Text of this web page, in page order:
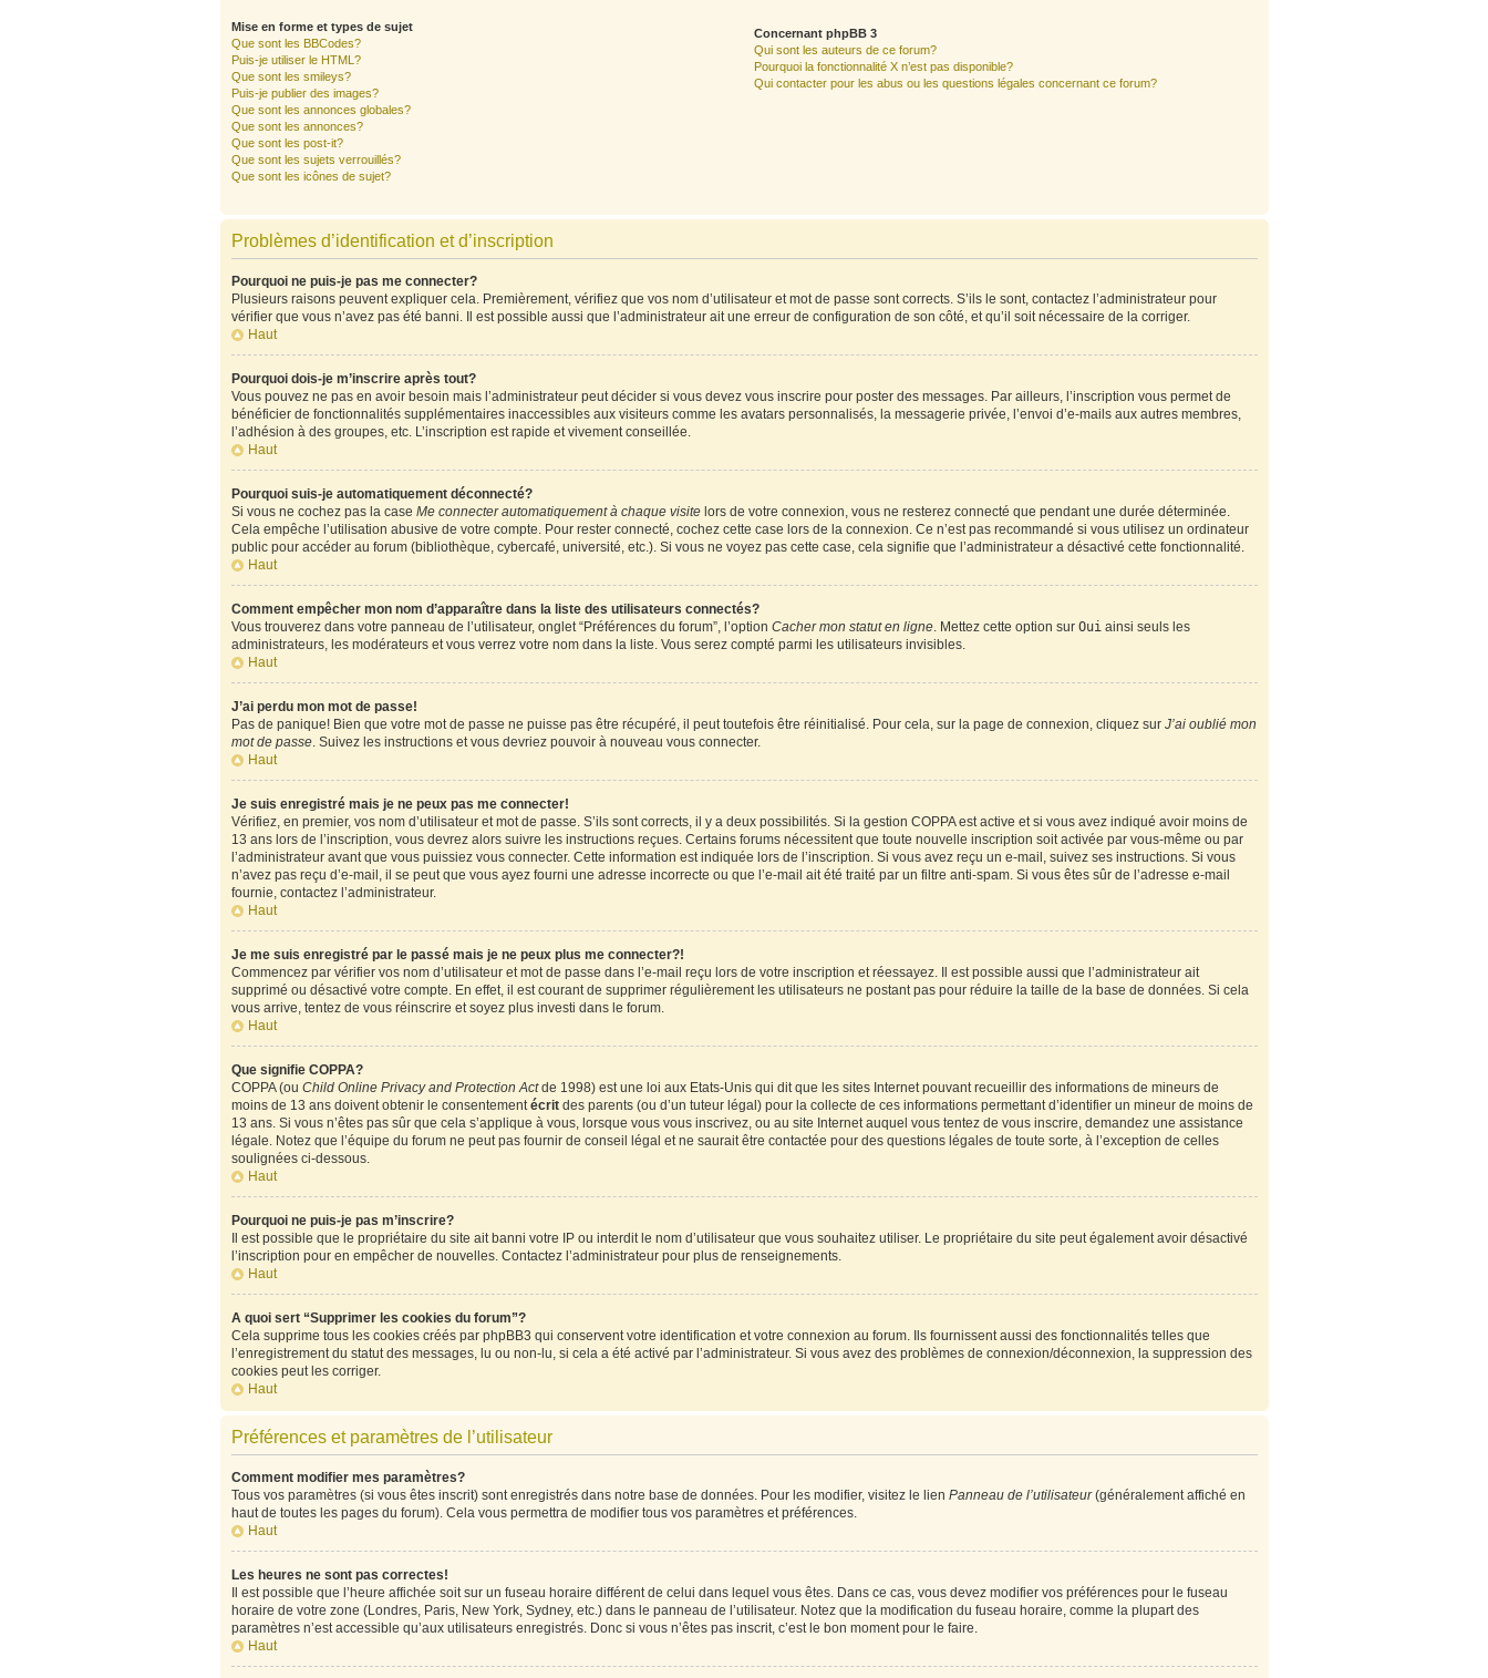
Mise en forme et types de sujet
Que sont les BBCodes?
Puis-je utiliser le HTML?
Que sont les smileys?
Puis-je publier des images?
Que sont les annonces globales?
Que sont les annonces?
Que sont les post-it?
Que sont les sujets verrouillés?
Que sont les icônes de sujet?
Concernant phpBB 3
Qui sont les auteurs de ce forum?
Pourquoi la fonctionnalité X n’est pas disponible?
Qui contacter pour les abus ou les questions légales concernant ce forum?
Problèmes d’identification et d’inscription
Pourquoi ne puis-je pas me connecter?
Plusieurs raisons peuvent expliquer cela. Premièrement, vérifiez que vos nom d’utilisateur et mot de passe sont corrects. S’ils le sont, contactez l’administrateur pour
vérifier que vous n’avez pas été banni. Il est possible aussi que l’administrateur ait une erreur de configuration de son côté, et qu’il soit nécessaire de la corriger.
Haut
Pourquoi dois-je m’inscrire après tout?
Vous pouvez ne pas en avoir besoin mais l’administrateur peut décider si vous devez vous inscrire pour poster des messages. Par ailleurs, l’inscription vous permet de
bénéficier de fonctionnalités supplémentaires inaccessibles aux visiteurs comme les avatars personnalisés, la messagerie privée, l’envoi d’e-mails aux autres membres,
l’adhésion à des groupes, etc. L’inscription est rapide et vivement conseillée.
Haut
Pourquoi suis-je automatiquement déconnecté?
Si vous ne cochez pas la case Me connecter automatiquement à chaque visitelors de votre connexion, vous ne resterez connecté que pendant une durée déterminée.
Cela empêche l’utilisation abusive de votre compte. Pour rester connecté, cochez cette case lors de la connexion. Ce n’est pas recommandé si vous utilisez un ordinateur
public pour accéder au forum (bibliothèque, cybercafé, université, etc.). Si vous ne voyez pas cette case, cela signifie que l’administrateur a désactivé cette fonctionnalité.
Haut
Comment empêcher mon nom d’apparaître dans la liste des utilisateurs connectés?
Vous trouverez dans votre panneau de l’utilisateur, onglet “Préférences du forum”, l’option Cacher mon statut en ligne. Mettez cette option sur Ouiainsi seuls les
administrateurs, les modérateurs et vous verrez votre nom dans la liste. Vous serez compté parmi les utilisateurs invisibles.
Haut
J’ai perdu mon mot de passe!
Pas de panique! Bien que votre mot de passe ne puisse pas être récupéré, il peut toutefois être réinitialisé. Pour cela, sur la page de connexion, cliquez sur J’ai oublié mon
mot de passe. Suivez les instructions et vous devriez pouvoir à nouveau vous connecter.
Haut
Je suis enregistré mais je ne peux pas me connecter!
Vérifiez, en premier, vos nom d’utilisateur et mot de passe. S’ils sont corrects, il y a deux possibilités. Si la gestion COPPA est active et si vous avez indiqué avoir moins de
13 ans lors de l’inscription, vous devrez alors suivre les instructions reçues. Certains forums nécessitent que toute nouvelle inscription soit activée par vous-même ou par
l’administrateur avant que vous puissiez vous connecter. Cette information est indiquée lors de l’inscription. Si vous avez reçu un e-mail, suivez ses instructions. Si vous
n’avez pas reçu d’e-mail, il se peut que vous ayez fourni une adresse incorrecte ou que l’e-mail ait été traité par un filtre anti-spam. Si vous êtes sûr de l’adresse e-mail
fournie, contactez l’administrateur.
Haut
Je me suis enregistré par le passé mais je ne peux plus me connecter?!
Commencez par vérifier vos nom d’utilisateur et mot de passe dans l’e-mail reçu lors de votre inscription et réessayez. Il est possible aussi que l’administrateur ait
supprimé ou désactivé votre compte. En effet, il est courant de supprimer régulièrement les utilisateurs ne postant pas pour réduire la taille de la base de données. Si cela
vous arrive, tentez de vous réinscrire et soyez plus investi dans le forum.
Haut
Que signifie COPPA?
COPPA (ou Child Online Privacy and Protection Actde 1998) est une loi aux Etats-Unis qui dit que les sites Internet pouvant recueillir des informations de mineurs de
moins de 13 ans doivent obtenir le consentementécritdes parents (ou d’un tuteur légal) pour la collecte de ces informations permettant d’identifier un mineur de moins de
13 ans. Si vous n’êtes pas sûr que cela s’applique à vous, lorsque vous vous inscrivez, ou au site Internet auquel vous tentez de vous inscrire, demandez une assistance
légale. Notez que l’équipe du forum ne peut pas fournir de conseil légal et ne saurait être contactée pour des questions légales de toute sorte, à l’exception de celles
soulignées ci-dessous.
Haut
Pourquoi ne puis-je pas m’inscrire?
Il est possible que le propriétaire du site ait banni votre IP ou interdit le nom d’utilisateur que vous souhaitez utiliser. Le propriétaire du site peut également avoir désactivé
l’inscription pour en empêcher de nouvelles. Contactez l’administrateur pour plus de renseignements.
Haut
A quoi sert “Supprimer les cookies du forum”?
Cela supprime tous les cookies créés par phpBB3 qui conservent votre identification et votre connexion au forum. Ils fournissent aussi des fonctionnalités telles que
l’enregistrement du statut des messages, lu ou non-lu, si cela a été activé par l’administrateur. Si vous avez des problèmes de connexion/déconnexion, la suppression des
cookies peut les corriger.
Haut
Préférences et paramètres de l’utilisateur
Comment modifier mes paramètres?
Tous vos paramètres (si vous êtes inscrit) sont enregistrés dans notre base de données. Pour les modifier, visitez le lien Panneau de l’utilisateur(généralement affiché en
haut de toutes les pages du forum). Cela vous permettra de modifier tous vos paramètres et préférences.
Haut
Les heures ne sont pas correctes!
Il est possible que l’heure affichée soit sur un fuseau horaire différent de celui dans lequel vous êtes. Dans ce cas, vous devez modifier vos préférences pour le fuseau
horaire de votre zone (Londres, Paris, New York, Sydney, etc.) dans le panneau de l’utilisateur. Notez que la modification du fuseau horaire, comme la plupart des
paramètres n’est accessible qu’aux utilisateurs enregistrés. Donc si vous n’êtes pas inscrit, c’est le bon moment pour le faire.
Haut